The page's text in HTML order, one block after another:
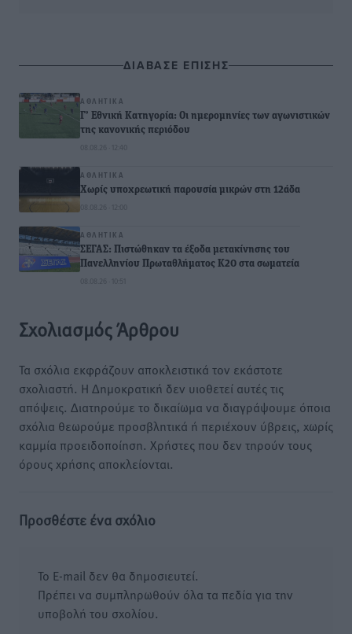
ΔΙΑΒΑΣΕ ΕΠΙΣΗΣ
ΑΘΛΗΤΙΚΆ
Γ’ Εθνική Κατηγορία: Οι ημερομηνίες των αγωνιστικών
της κανονικής περιόδου
08.08.26 · 12:40
ΑΘΛΗΤΙΚΆ
Χωρίς υποχρεωτική παρουσία μικρών στη 12άδα
08.08.26 · 12:00
ΑΘΛΗΤΙΚΆ
ΣΕΓΑΣ: Πιστώθηκαν τα έξοδα μετακίνησης του
Πανελληνίου Πρωταθλήματος Κ20 στα σωματεία
08.08.26 · 10:51
Σχολιασμός Άρθρου
Τα σχόλια εκφράζουν αποκλειστικά τον εκάστοτε
σχολιαστή. Η Δημοκρατική δεν υιοθετεί αυτές τις
απόψεις. Διατηρούμε το δικαίωμα να διαγράψουμε όποια
σχόλια θεωρούμε προσβλητικά ή περιέχουν ύβρεις, χωρίς
καμμία προειδοποίηση. Χρήστες που δεν τηρούν τους
όρους χρήσης αποκλείονται.
Προσθέστε ένα σχόλιο
Το E-mail δεν θα δημοσιευτεί.
Πρέπει να συμπληρωθούν όλα τα πεδία για την
υποβολή του σχολίου.